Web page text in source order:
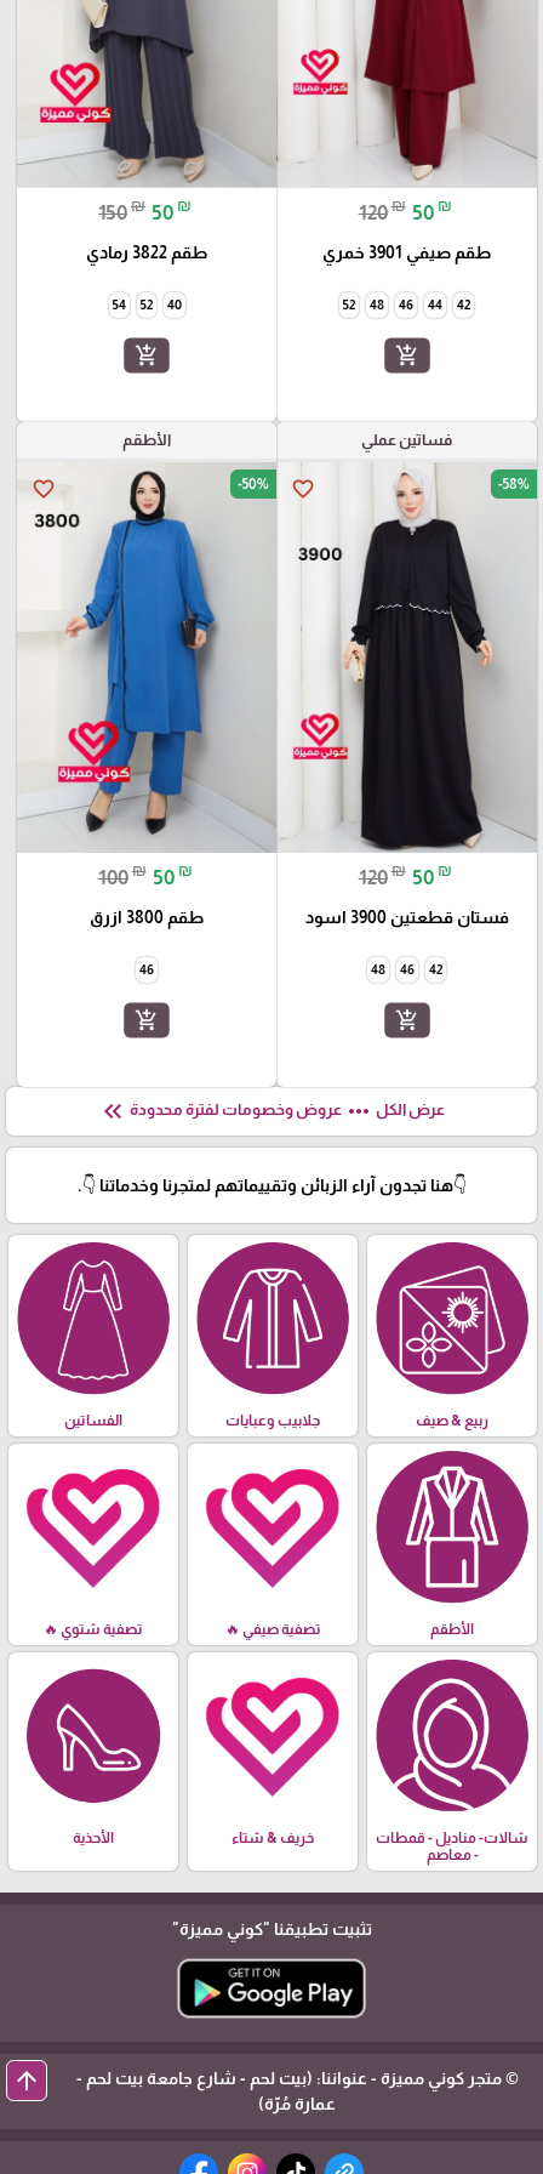
120₪ 50 ₪
طقم صيفي 3901 خمري
42
44
46
48
52
add_shopping_cart
150₪ 50 ₪
طقم 3822 رمادي
40
52
54
add_shopping_cart
فساتين عملي
favorite_border -58%
120₪ 50 ₪
فستان قطعتين 3900 اسود
42
46
48
add_shopping_cart
الأطقم
favorite_border -50%
100₪ 50 ₪
طقم 3800 ازرق
46
add_shopping_cart
عرض الكل more_horiz عروض وخصومات لفترة محدودة keyboard_double_arrow_left
👇هنا تجدون آراء الزبائن وتقييماتهم لمتجرنا وخدماتنا 👇.
ربيع & صيف جلابيب وعبايات الفساتين
الأطقم تصفية صيفي 🔥 تصفية شتوي 🔥
شالات- مناديل - قمطات
- معاصم
خريف & شتاء الأحذية
تثبيت تطبيقنا "كوني مميزة"
© متجر كوني مميزة - عنواننا: (بيت لحم - شارع جامعة بيت لحم -
عمارة مُرّة)
arrow_upward